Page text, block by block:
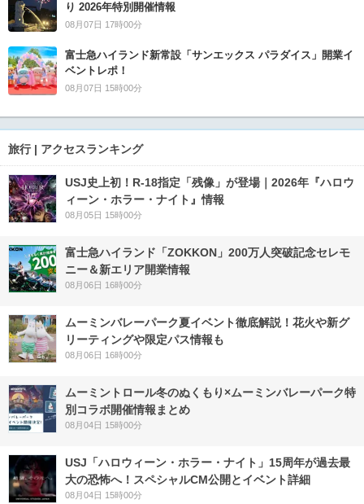
り 2026年特別開催情報
08月07日 17時00分
富士急ハイランド新常設「サンエックス パラダイス」開業イ
ベントレポ！
08月07日 15時00分
旅行 | アクセスランキング
USJ史上初！R-18指定「残像」が登場｜2026年『ハロウ
ィーン・ホラー・ナイト』情報
08月05日 15時00分
富士急ハイランド「ZOKKON」200万人突破記念セレモ
ニー＆新エリア開業情報
08月06日 16時00分
ムーミンバレーパーク夏イベント徹底解説！花火や新グ
リーティングや限定パス情報も
08月06日 16時00分
ムーミントロール冬のぬくもり×ムーミンバレーパーク特
別コラボ開催情報まとめ
08月04日 15時00分
USJ「ハロウィーン・ホラー・ナイト」15周年が過去最
大の恐怖へ！スペシャルCM公開とイベント詳細
08月04日 15時00分